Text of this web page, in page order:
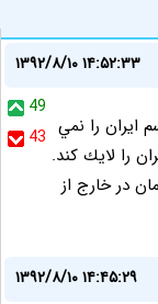
۱۳۹۲/۸/۱۰ ۱۴:۵۲:۳۳
49
43 ايران را نمي
را لايك كند.
در خارج از
۱۳۹۲/۸/۱۰ ۱۴:۴۵:۲۹